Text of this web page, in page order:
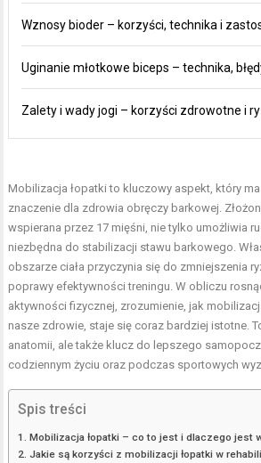
Wznosy bioder – korzyści, technika i
Uginanie młotkowe biceps – technika,
Zalety i wady jogi – korzyści zdrowotne i
Mobilizacja łopatki to kluczowy aspekt, który
znaczenie dla zdrowia obręczy barkowej.
wspierana przez 17 mięśni, nie tylko umożliwia
niezbędna do stabilizacji stawu barkowego.
obszarze ciała przyczynia się do zmniejszenia
poprawy efektywności treningu. W obliczu
aktywności fizycznej, zrozumienie, jak
nasze zdrowie, staje się coraz bardziej istotne.
anatomii, ale także klucz do lepszego
codziennym życiu oraz podczas sportowych
Spis treści
Mobilizacja łopatki – co to jest i dlaczego jest
Jakie są korzyści z mobilizacji łopatki w